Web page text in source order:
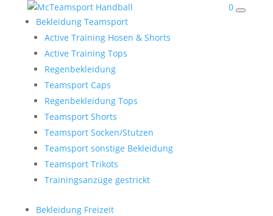
0
Bekleidung Teamsport
Active Training Hosen & Shorts
Active Training Tops
Regenbekleidung
Teamsport Caps
Regenbekleidung Tops
Teamsport Shorts
Teamsport Socken/Stutzen
Teamsport sonstige Bekleidung
Teamsport Trikots
Trainingsanzüge gestrickt
Bekleidung Freizeit